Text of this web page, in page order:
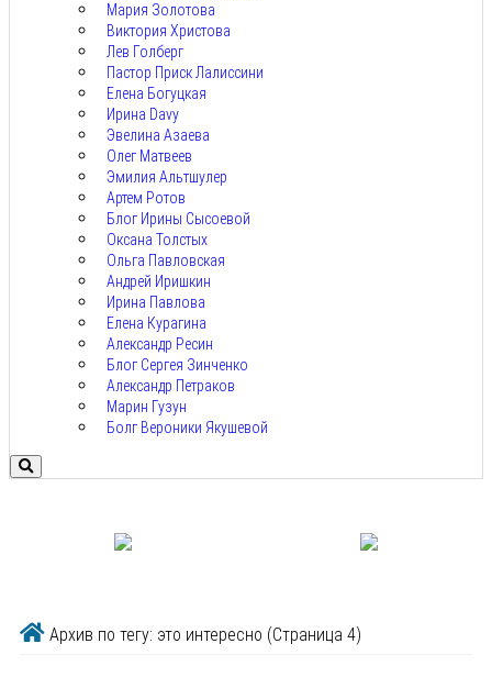
Мария Золотова
Виктория Христова
Лев Голберг
Пастор Приск Лалиссини
Елена Богуцкая
Ирина Davy
Эвелина Азаева
Олег Матвеев
Эмилия Альтшулер
Артем Ротов
Блог Ирины Сысоевой
Оксана Толстых
Ольга Павловская
Андрей Иришкин
Ирина Павлова
Елена Курагина
Александр Ресин
Блог Сергея Зинченко
Александр Петраков
Марин Гузун
Болг Вероники Якушевой
Архив по тегу: это интересно (Страница 4)